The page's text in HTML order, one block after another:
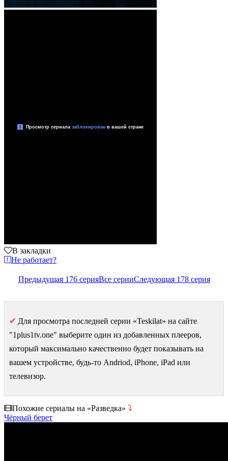
В закладки
Не работает?
Предыдущая 176 серияВсе серииСледующая 178 серия
✔ Для просмотра последней серии «Teskilat» на сайте
"1plus1tv.one" выберите один из добавленных плееров,
который максимально качественно будет показывать на
вашем устройстве, будь-то Andriod, iPhone, iPad или
телевизор.
Похожие сериалы на «Разведка» ⤵
Чёрный берет